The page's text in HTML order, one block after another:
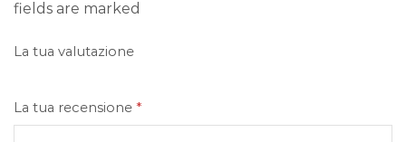
fields are marked
La tua valutazione
La tua recensione *